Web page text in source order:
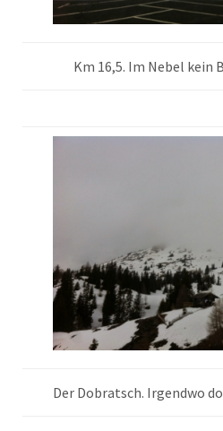
Km 16,5. Im Nebel kein
Der Dobratsch. Irgendwo